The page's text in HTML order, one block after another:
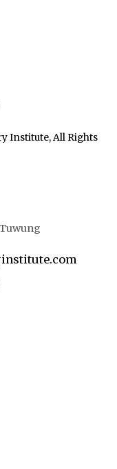
Institute, All Rights